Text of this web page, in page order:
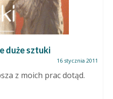
duże sztuki
16 stycznia 2011
z moich prac dotąd.